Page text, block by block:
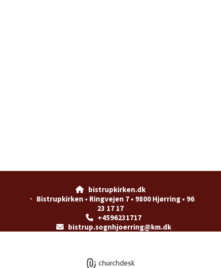

bistrupkirken.dk
· Bistrupkirken • Ringvejen 7 • 9800 Hjørring • 96
23 17 17
+4596231717
bistrup.sognhjoerring@km.dk